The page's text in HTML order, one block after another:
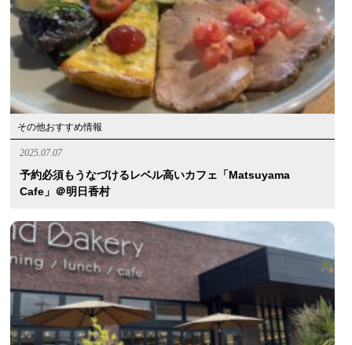
その他おすすめ情報
2025.07.07
予約必須もうなづけるレベル高いカフェ「Matsuyama
Cafe」＠明日香村